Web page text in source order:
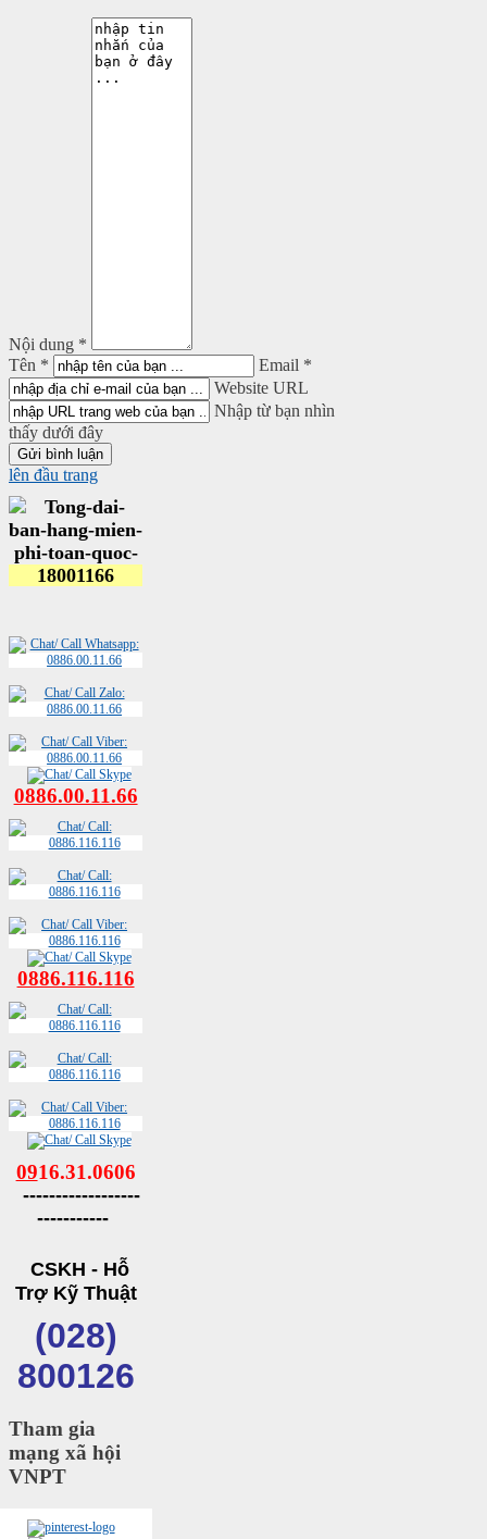
Nội dung *
Tên *
Email *
Website URL
Nhập từ bạn nhìn
thấy dưới đây
lên đầu trang
0886.00.11.66
0886.116.116
0916.31.0606
------------------
-----------
CSKH - Hỗ
Trợ Kỹ Thuật
(028)
800126
Tham gia
mạng xã hội
VNPT